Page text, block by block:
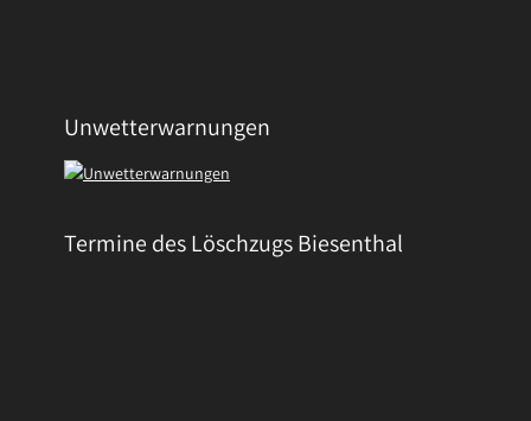
Unwetterwarnungen
Termine des Löschzugs Biesenthal